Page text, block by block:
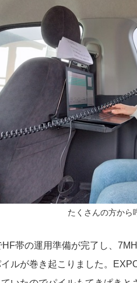
たくさんの方から
帯の運用準備が完了し、
イルが巻き起こりました。